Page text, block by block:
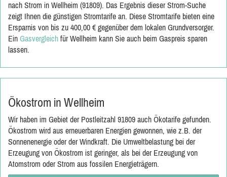
nach Strom in Wellheim (91809). Das Ergebnis dieser Strom-Suche
zeigt Ihnen die günstigen Stromtarife an. Diese Stromtarife bieten eine
Ersparnis von bis zu 400,00 € gegenüber dem lokalen Grundversorger.
Ein Gasvergleich für Wellheim kann Sie auch beim Gaspreis sparen
lassen.
Ökostrom in Wellheim
Wir haben im Gebiet der Postleitzahl 91809 auch Ökotarife gefunden.
Ökostrom wird aus erneuerbaren Energien gewonnen, wie z.B. der
Sonnenenergie oder der Windkraft. Die Umweltbelastung bei der
Erzeugung von Ökostrom ist geringer, als bei der Erzeugung von
Atomstrom oder Strom aus fossilen Energieträgern.